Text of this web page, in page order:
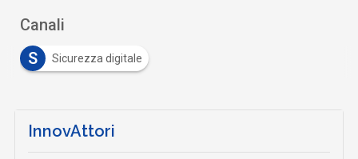
Canali
S
Sicurezza digitale
InnovAttori